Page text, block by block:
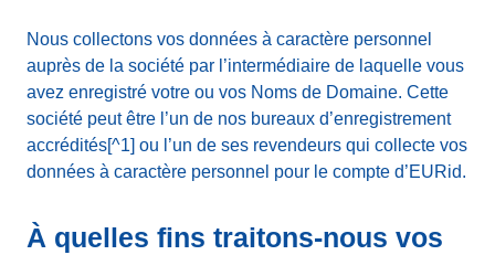
Nous collectons vos données à caractère personnel
auprès de la société par l’intermédiaire de laquelle vous
avez enregistré votre ou vos Noms de Domaine. Cette
société peut être l’un de nos bureaux d’enregistrement
accrédités[^1] ou l’un de ses revendeurs qui collecte vos
données à caractère personnel pour le compte d’EURid.
À quelles fins traitons-nous vos